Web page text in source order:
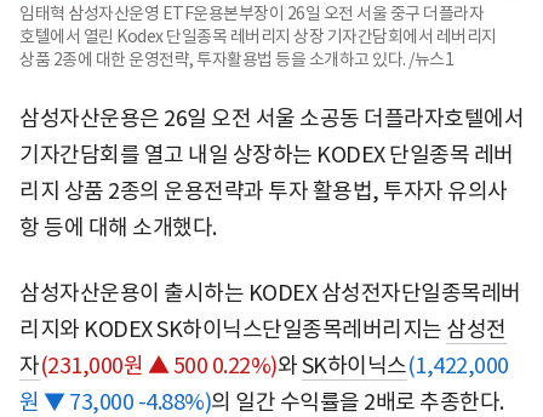
임태혁 삼성자산운영 ETF운용본부장이 26일 오전 서울 중구 더플라자
호텔에서 열린 Kodex 단일종목 레버리지 상장 기자간담회에서 레버리지
상품 2종에 대한 운영전략, 투자활용법 등을 소개하고 있다. /뉴스1
삼성자산운용은 26일 오전 서울 소공동 더플라자호텔에서
기자간담회를 열고 내일 상장하는 KODEX 단일종목 레버
리지 상품 2종의 운용전략과 투자 활용법, 투자자 유의사
항 등에 대해 소개했다.
삼성자산운용이 출시하는 KODEX 삼성전자단일종목레버
리지와 KODEX SK하이닉스단일종목레버리지는 삼성전
자(231,000원 ▲ 500 0.22%)와SK하이닉스(1,422,000
원 ▼ 73,000 -4.88%)의 일간 수익률을 2배로 추종한다.